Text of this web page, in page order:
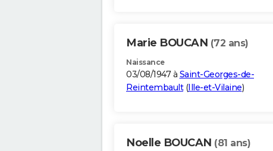
Marie BOUCAN (72 ans)
Naissance
03/08/1947 à Saint-Georges-de-
Reintembault(Ille-et-Vilaine)
Noelle BOUCAN (81 ans)